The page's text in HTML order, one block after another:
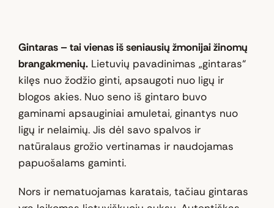
Gintaras – tai vienas iš seniausių žmonijai žinomų
brangakmenių.Lietuvių pavadinimas „gintaras“
kilęs nuo žodžio ginti, apsaugoti nuo ligų ir
blogos akies. Nuo seno iš gintaro buvo
gaminami apsauginiai amuletai, ginantys nuo
ligų ir nelaimių. Jis dėl savo spalvos ir
natūralaus grožio vertinamas ir naudojamas
papuošalams gaminti.
Nors ir nematuojamas karatais, tačiau gintaras